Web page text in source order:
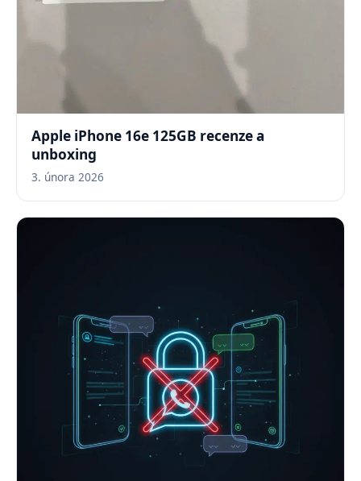
Apple iPhone 16e 125GB recenze a
unboxing
3. února 2026